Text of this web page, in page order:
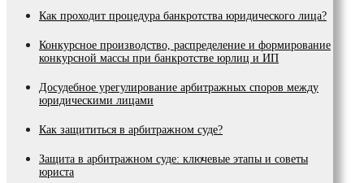
Как проходит процедура банкротства юридического лица?
Конкурсное производство, распределение и формирование
конкурсной массы при банкротстве юрлиц и ИП
Досудебное урегулирование арбитражных споров между
юридическими лицами
Как защититься в арбитражном суде?
Защита в арбитражном суде: ключевые этапы и советы
юриста